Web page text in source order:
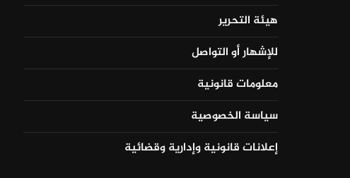
هيئة التحرير
للإشهار أو التواصل
معلومات قانونية
سياسة الخصوصية
إعلانات قانونية وإدارية وقضائية